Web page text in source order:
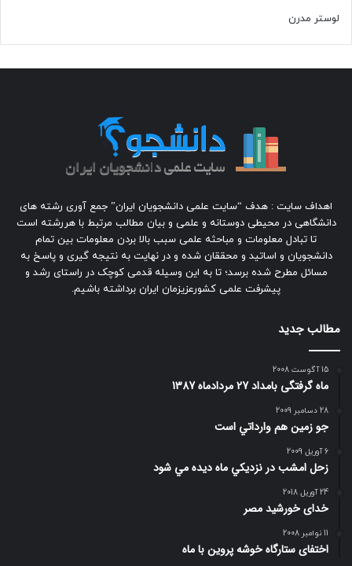
لوستر مدرن
اهداف سایت : هدف “سایت علمی دانشجویان ایران” جمع آوری رشته های
دانشگاهی در محیطی دوستانه و علمی و بیان مطالب مرتبط با هررشته است
تا تبادل معلومات و مباحثه علمی سبب بالا بردن معلومات بین تمام
دانشجویان و اساتید و محققان شده و در نهایت به نتیجه گیری و پاسخ به
مسائل مطرح شده برسد؛ تا به این وسیله قدمی کوچک در راستای رشد و
پیشرفت علمی کشورعزیزمان ایران برداشته باشیم.
مطالب جدید
15 آگوست 2008
ماه گرفتگی بامداد 27 مردادماه 1387
28 دسامبر 2009
جو زمين هم وارداتي است
6 آوریل 2009
زحل امشب در نزديكي ماه ديده مي شود
24 آوریل 2018
خدای خورشید مصر
11 نوامبر 2008
اختفای ستارگاه خوشه پروین با ماه